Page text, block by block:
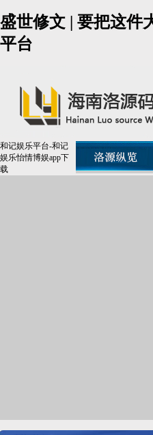
盛世修文 | 要把这件
平台
和记娱乐平台-和记
娱乐怡情博娱app下
载